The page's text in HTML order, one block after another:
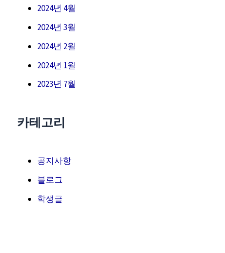
2024년 4월
2024년 3월
2024년 2월
2024년 1월
2023년 7월
카테고리
공지사항
블로그
학생글